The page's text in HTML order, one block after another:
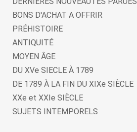
BONS D'ACHAT A OFFRIR
PRÉHISTOIRE
ANTIQUITÉ
MOYEN ÂGE
DU XVe SIECLE À 1789
DE 1789 À LA FIN DU XIXe SIÈCLE
XXe et XXIe SIÈCLE
SUJETS INTEMPORELS